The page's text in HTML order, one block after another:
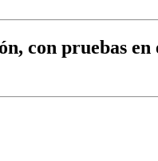
con pruebas